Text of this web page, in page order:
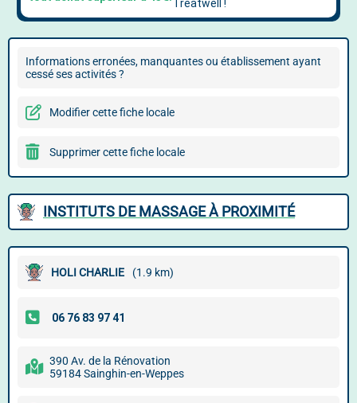
Informations erronées, manquantes ou établissement ayant
cessé ses activités ?
Modifier cette fiche locale
Supprimer cette fiche locale
INSTITUTS DE MASSAGE À PROXIMITÉ
HOLI CHARLIE (1.9 km)
390 Av. de la Rénovation
59184 Sainghin-en-Weppes